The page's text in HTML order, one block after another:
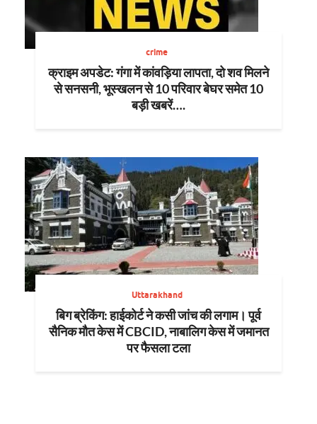
crime
क्राइम अपडेट: गंगा में कांवड़िया लापता, दो शव मिलने
से सनसनी, भूस्खलन से 10 परिवार बेघर समेत 10
बड़ी खबरें….
Uttarakhand
बिग ब्रेकिंग: हाईकोर्ट ने कसी जांच की लगाम। पूर्व
सैनिक मौत केस में CBCID, नाबालिग केस में जमानत
पर फैसला टला